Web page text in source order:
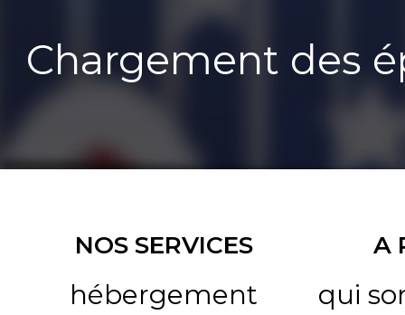
Chargement des
NOS SERVICES
hébergement
A
qui